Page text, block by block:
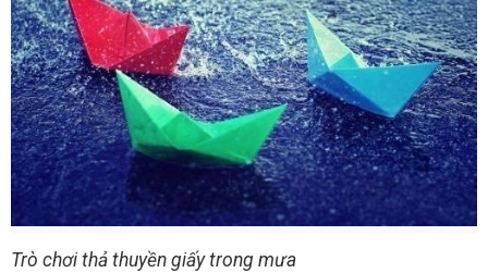
Trò chơi thả thuyền giấy trong mưa